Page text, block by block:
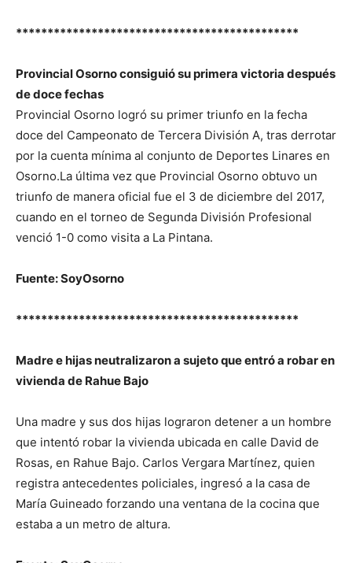
*********************************************
Provincial Osorno consiguió su primera victoria después
de doce fechas
Provincial Osorno logró su primer triunfo en la fecha
doce del Campeonato de Tercera División A, tras derrotar
por la cuenta mínima al conjunto de Deportes Linares en
Osorno.La última vez que Provincial Osorno obtuvo un
triunfo de manera oficial fue el 3 de diciembre del 2017,
cuando en el torneo de Segunda División Profesional
venció 1-0 como visita a La Pintana.
Fuente: SoyOsorno
*********************************************
Madre e hijas neutralizaron a sujeto que entró a robar en
vivienda de Rahue Bajo
Una madre y sus dos hijas lograron detener a un hombre
que intentó robar la vivienda ubicada en calle David de
Rosas, en Rahue Bajo. Carlos Vergara Martínez, quien
registra antecedentes policiales, ingresó a la casa de
María Guineado forzando una ventana de la cocina que
estaba a un metro de altura.